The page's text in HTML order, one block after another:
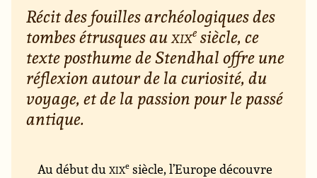
Récit des fouilles archéologiques des
tombes étrusques auxixe siècle, ce
texte posthume de Stendhal offre une
réflexion autour de la curiosité, du
voyage, et de la passion pour le passé
antique.
Au début duxixe siècle, l’Europe découvre